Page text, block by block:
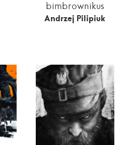
bimbrownikus
Andrzej Pilipiuk